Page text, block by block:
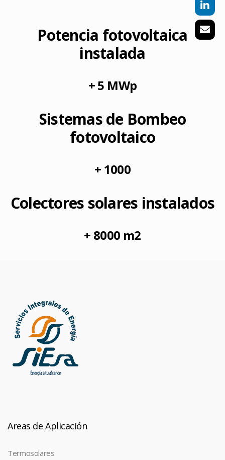
Potencia fotovoltaica
instalada
+ 5 MWp
Sistemas de Bombeo
fotovoltaico
+ 1000
Colectores solares instalados
+ 8000 m2
Areas de Aplicación
Termosolares